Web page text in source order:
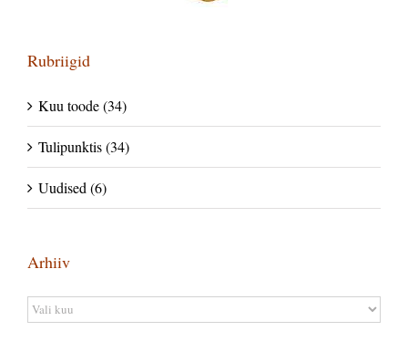
Rubriigid
Kuu toode (34)
Tulipunktis (34)
Uudised (6)
Arhiiv
Arhiiv